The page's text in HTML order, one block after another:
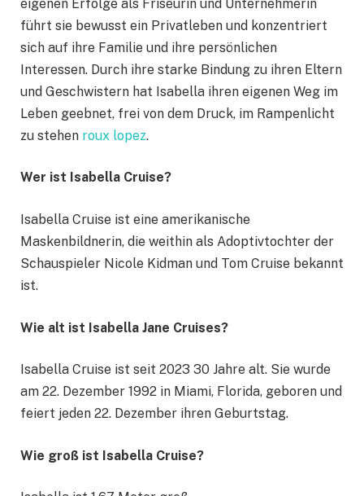
eigenen Erfolge als Friseurin und Unternehmerin
führt sie bewusst ein Privatleben und konzentriert
sich auf ihre Familie und ihre persönlichen
Interessen. Durch ihre starke Bindung zu ihren Eltern
und Geschwistern hat Isabella ihren eigenen Weg im
Leben geebnet, frei von dem Druck, im Rampenlicht
zu stehen roux lopez.
Wer ist Isabella Cruise?
Isabella Cruise ist eine amerikanische
Maskenbildnerin, die weithin als Adoptivtochter der
Schauspieler Nicole Kidman und Tom Cruise bekannt
ist.
Wie alt ist Isabella Jane Cruises?
Isabella Cruise ist seit 2023 30 Jahre alt. Sie wurde
am 22. Dezember 1992 in Miami, Florida, geboren und
feiert jeden 22. Dezember ihren Geburtstag.
Wie groß ist Isabella Cruise?